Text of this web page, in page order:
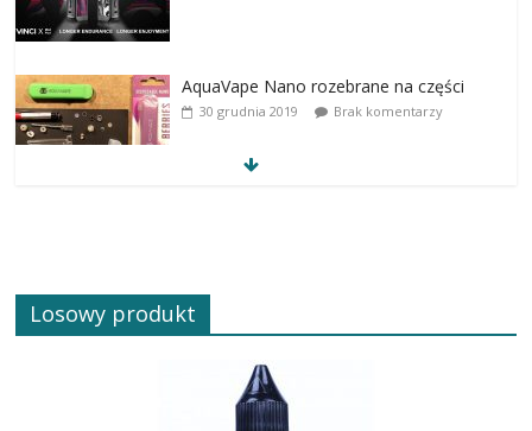
AquaVape Nano rozebrane na części
30 grudnia 2019 Brak komentarzy
Losowy produkt